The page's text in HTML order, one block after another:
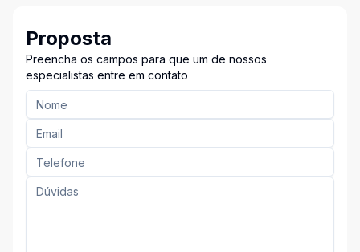
Proposta
Preencha os campos para que um de nossos
especialistas entre em contato